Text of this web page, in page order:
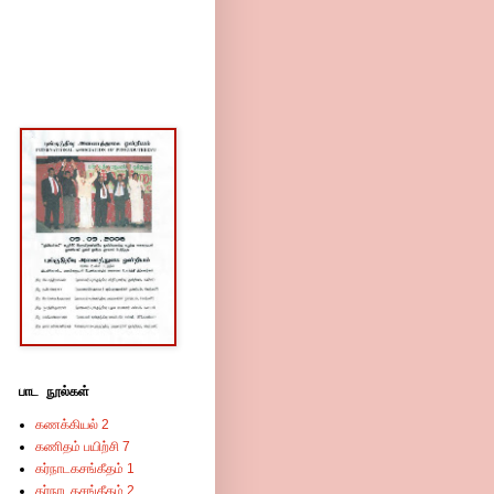
பாட நூல்கள்
கணக்கியல் 2
கணிதம் பயிற்சி 7
கர்நாடகசங்கீதம் 1